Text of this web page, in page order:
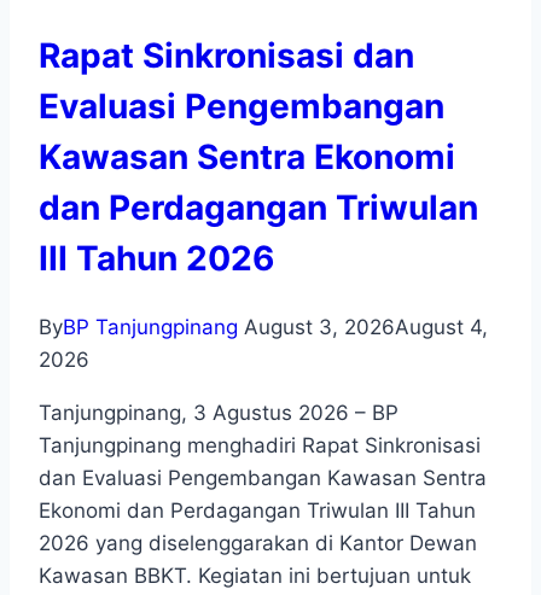
Rapat Sinkronisasi dan
Evaluasi Pengembangan
Kawasan Sentra Ekonomi
dan Perdagangan Triwulan
III Tahun 2026
ByBP Tanjungpinang August 3, 2026August 4,
2026
Tanjungpinang, 3 Agustus 2026 – BP
Tanjungpinang menghadiri Rapat Sinkronisasi
dan Evaluasi Pengembangan Kawasan Sentra
Ekonomi dan Perdagangan Triwulan III Tahun
2026 yang diselenggarakan di Kantor Dewan
Kawasan BBKT. Kegiatan ini bertujuan untuk